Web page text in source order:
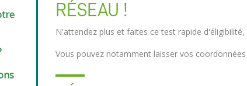
RÉSEAU !
N'attendez plus et faites ce test rapide
Vous pouvez notamment laisser vos